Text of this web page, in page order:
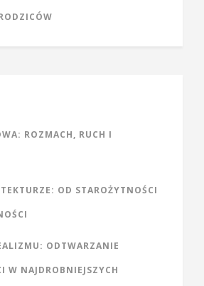
ROZMACH, RUCH I
OD STAROŻYTNOŚCI
ODTWARZANIE
W NAJDROBNIEJSZYCH